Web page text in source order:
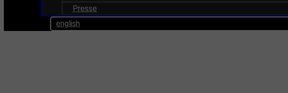
Presse
english